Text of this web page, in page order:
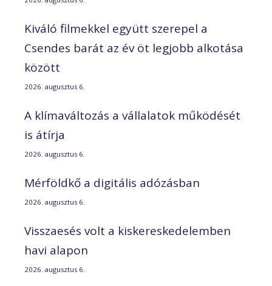
Kiváló filmekkel együtt szerepel a
Csendes barát az év öt legjobb alkotása
között
2026. augusztus 6.
A klímaváltozás a vállalatok működését
is átírja
2026. augusztus 6.
Mérföldkő a digitális adózásban
2026. augusztus 6.
Visszaesés volt a kiskereskedelemben
havi alapon
2026. augusztus 6.